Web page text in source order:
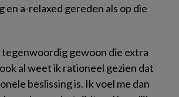
en a-relaxed gereden als op die
tegenwoordig gewoon die extra
al weet ik rationeel gezien dat
beslissing is. Ik voel me dan